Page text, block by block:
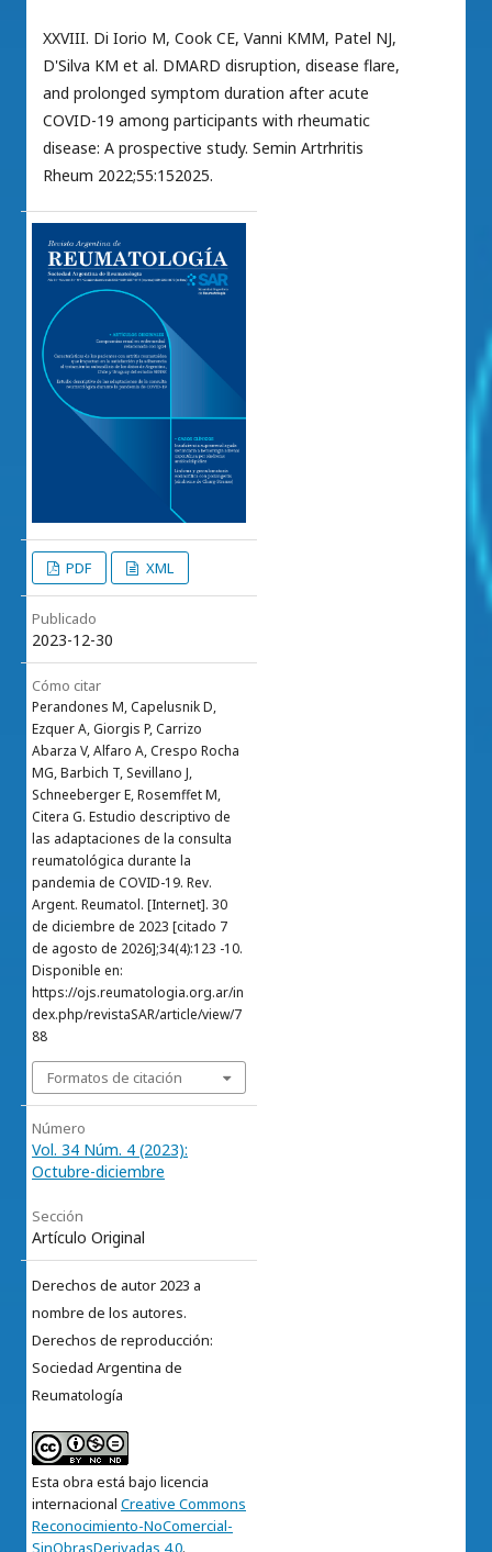
XXVIII. Di Iorio M, Cook CE, Vanni KMM, Patel NJ,
D'Silva KM et al. DMARD disruption, disease flare,
and prolonged symptom duration after acute
COVID-19 among participants with rheumatic
disease: A prospective study. Semin Artrhritis
Rheum 2022;55:152025.
PDF XML
Publicado
2023-12-30
Cómo citar
Perandones M, Capelusnik D,
Ezquer A, Giorgis P, Carrizo
Abarza V, Alfaro A, Crespo Rocha
MG, Barbich T, Sevillano J,
Schneeberger E, Rosemffet M,
Citera G. Estudio descriptivo de
las adaptaciones de la consulta
reumatológica durante la
pandemia de COVID-19. Rev.
Argent. Reumatol. [Internet]. 30
de diciembre de 2023 [citado 7
de agosto de 2026];34(4):123 -10.
Disponible en:
https://ojs.reumatologia.org.ar/in
dex.php/revistaSAR/article/view/7
88
Formatos de citación
Número
Vol. 34 Núm. 4 (2023):
Octubre-diciembre
Sección
Artículo Original
Derechos de autor 2023 a
nombre de los autores.
Derechos de reproducción:
Sociedad Argentina de
Reumatología
Esta obra está bajo licencia
internacional Creative Commons
Reconocimiento-NoComercial-
SinObrasDerivadas 4.0.